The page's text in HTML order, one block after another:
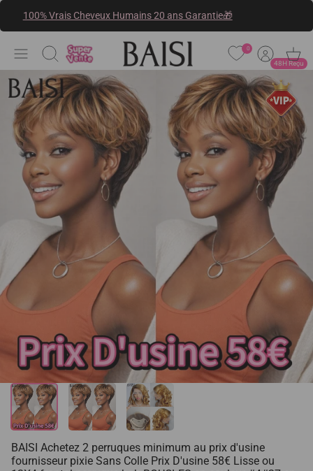
100% Vrais Cheveux Humains 20 ans Garantie🎁
Recherche 48H Reçu
0
BAISI Achetez 2 perruques minimum au prix d'usine
fournisseur pixie Sans Colle Prix D'usine 58€ Lisse ou